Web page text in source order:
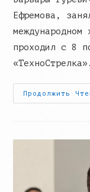
Ефремова,
международном
проходил с 8
Продолжить